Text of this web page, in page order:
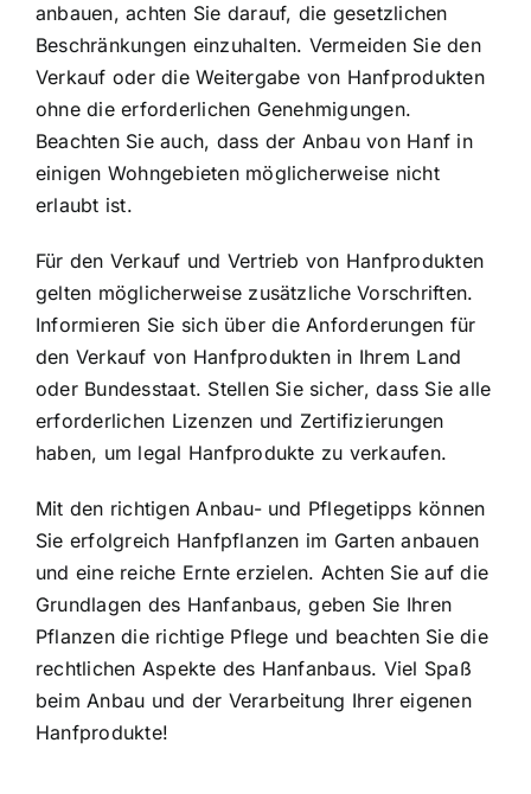
anbauen, achten Sie darauf, die gesetzlichen
Beschränkungen einzuhalten. Vermeiden Sie den
Verkauf oder die Weitergabe von Hanfprodukten
ohne die erforderlichen Genehmigungen.
Beachten Sie auch, dass der Anbau von Hanf in
einigen Wohngebieten möglicherweise nicht
erlaubt ist.
Für den Verkauf und Vertrieb von Hanfprodukten
gelten möglicherweise zusätzliche Vorschriften.
Informieren Sie sich über die Anforderungen für
den Verkauf von Hanfprodukten in Ihrem Land
oder Bundesstaat. Stellen Sie sicher, dass Sie alle
erforderlichen Lizenzen und Zertifizierungen
haben, um legal Hanfprodukte zu verkaufen.
Mit den richtigen Anbau- und Pflegetipps können
Sie erfolgreich Hanfpflanzen im Garten anbauen
und eine reiche Ernte erzielen. Achten Sie auf die
Grundlagen des Hanfanbaus, geben Sie Ihren
Pflanzen die richtige Pflege und beachten Sie die
rechtlichen Aspekte des Hanfanbaus. Viel Spaß
beim Anbau und der Verarbeitung Ihrer eigenen
Hanfprodukte!